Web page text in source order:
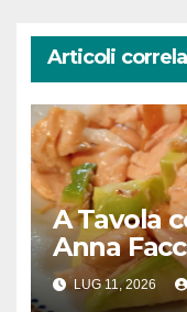
Articoli
A Tavola
Anna
LUG 11, 2026